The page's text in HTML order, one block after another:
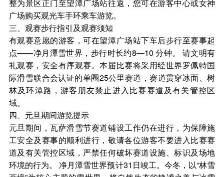
整为景区正门至望潭广场站往返，您可在游客中心或女神
广场购买观光车手环乘车游览。
三、观赛步行指引及观赛须知
有观赛意愿的游客，可在望潭广场站下车后步行至赛事起
点——净月潭雪世界，步行时长约8—10 分钟。 请文明有
礼观赛，安全有序观赛。本届比赛将采用经世界罗佩特国
际滑雪联合会认证的单圈25公里赛道，赛道贯穿冰面、树
林及环潭路，游客朋友禁止进入比赛赛道及有关管控区
域。
四、元旦期间游览提示
元旦期间，瓦萨滑雪节赛道铺设工作仍在进行，为保障施
工安全及赛事的顺利进行，敬请各位游客不要进入比赛赛
道及有关管控区域，严禁任何破坏赛道设施、标识及场地
环境的行为。 净月潭雪世界预计31日竣工。今冬，以“林雪